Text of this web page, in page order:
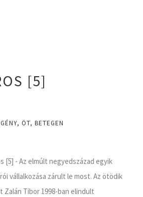
[5]
ÖT, BETEGEN
[5] - Az elmúlt negyedszázad egyik
vállalkozása zárult le most. Az ötödik
Tibor 1998-ban elindult